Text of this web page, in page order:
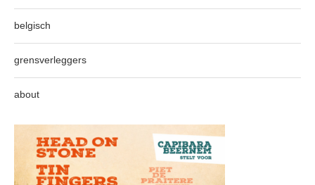
belgisch
grensverleggers
about